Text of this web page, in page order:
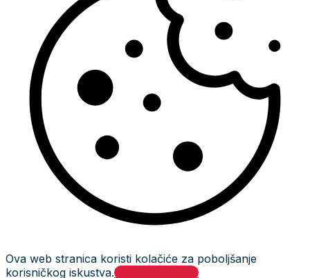
Ova web stranica koristi kolačiće za poboljšanje
korisničkog iskustva.Prihvati i zatvori